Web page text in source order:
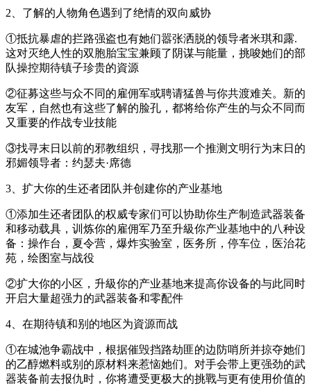
2、了解的人物角色遇到了绝情的双向威协
①抵抗暴虐的拦路强盗也有她们嚣张洒脱的领导者米琪和露.
这对灭绝人性的双胞胎宝宝兼顾了阴谋与能量，挑唆她们的部
队操控期待镇子珍贵的資源
②征募这些与众不同的雇佣军或聘请猛兽与你共渡难关。新的
友军，自然也有这些了解的脸孔，都将给你产生的与众不同而
又重要的作战专业技能
③找寻末日以前的邪教组织，寻找那一个推测文明行为末日的
邪媚领导者：约瑟夫·席德
3、扩大你的生还者团队并创建你的产业基地
①添加生还者团队的权威专家们可以协助你生产制造武器装备
和移动载具，训炼你的雇佣军乃至升級你产业基地中的八种设
备：操作台，夏令营，爆炸实验室，医务所，停车位，医治花
苑，绘图室与战役
②扩大你的小区，升級你的产业基地来提高你设备的与此同时
开启大量超强力的武器装备和零配件
4、在期待镇和别的地区为資源而战
①在城池争霸战中，根据催毁挡路劫匪的边防哨所并掠夺她们
的乙醇燃料或别的原材料来惹恼她们。对手会带上更强劲的武
器装备前去报仇时，你将遭受更极大的挑戰与更有使用价值的